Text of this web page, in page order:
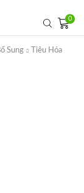
0
Sung Tiêu Hóa